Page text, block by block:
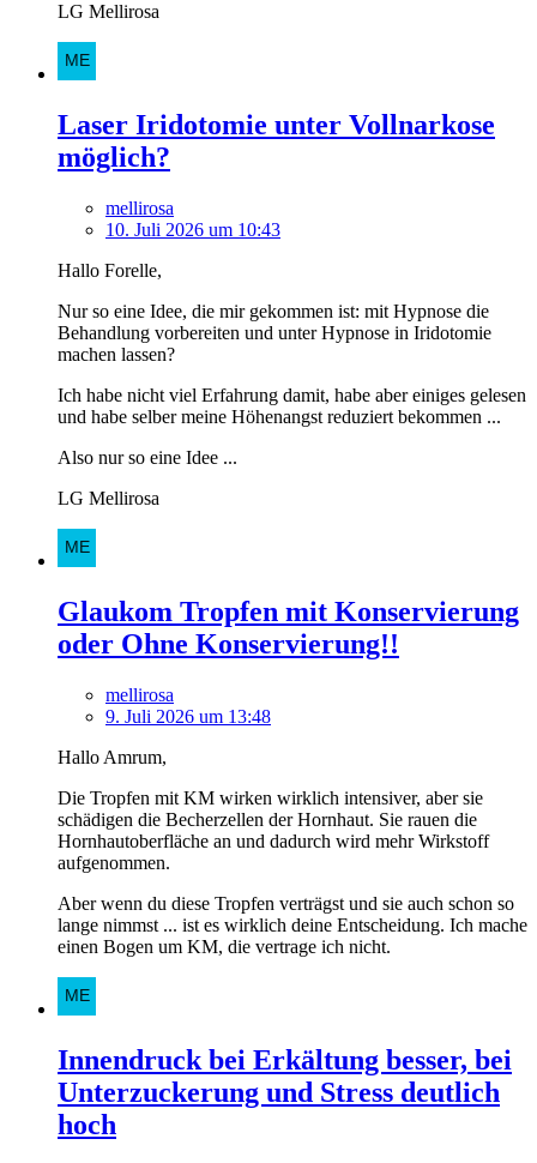
LG Mellirosa
Laser Iridotomie unter Vollnarkose
möglich?
mellirosa
10. Juli 2026 um 10:43
Hallo Forelle,
Nur so eine Idee, die mir gekommen ist: mit Hypnose die
Behandlung vorbereiten und unter Hypnose in Iridotomie
machen lassen?
Ich habe nicht viel Erfahrung damit, habe aber einiges gelesen
und habe selber meine Höhenangst reduziert bekommen ...
Also nur so eine Idee ...
LG Mellirosa
Glaukom Tropfen mit Konservierung
oder Ohne Konservierung!!
mellirosa
9. Juli 2026 um 13:48
Hallo Amrum,
Die Tropfen mit KM wirken wirklich intensiver, aber sie
schädigen die Becherzellen der Hornhaut. Sie rauen die
Hornhautoberfläche an und dadurch wird mehr Wirkstoff
aufgenommen.
Aber wenn du diese Tropfen verträgst und sie auch schon so
lange nimmst ... ist es wirklich deine Entscheidung. Ich mache
einen Bogen um KM, die vertrage ich nicht.
Innendruck bei Erkältung besser, bei
Unterzuckerung und Stress deutlich
hoch